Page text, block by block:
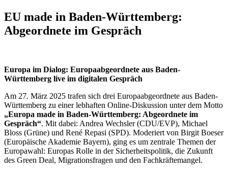
EU made in Baden-Württemberg:
Abgeordnete im Gespräch
Europa im Dialog: Europaabgeordnete aus Baden-
Württemberg live im digitalen Gespräch
Am 27. März 2025 trafen sich drei Europaabgeordnete aus Baden-
Württemberg zu einer lebhaften Online-Diskussion unter dem Motto
„Europa made in Baden-Württemberg: Abgeordnete im
Gespräch“. Mit dabei: Andrea Wechsler (CDU/EVP), Michael
Bloss (Grüne) und René Repasi (SPD). Moderiert von Birgit Boeser
(Europäische Akademie Bayern), ging es um zentrale Themen der
Europawahl: Europas Rolle in der Sicherheitspolitik, die Zukunft
des Green Deal, Migrationsfragen und den Fachkräftemangel.